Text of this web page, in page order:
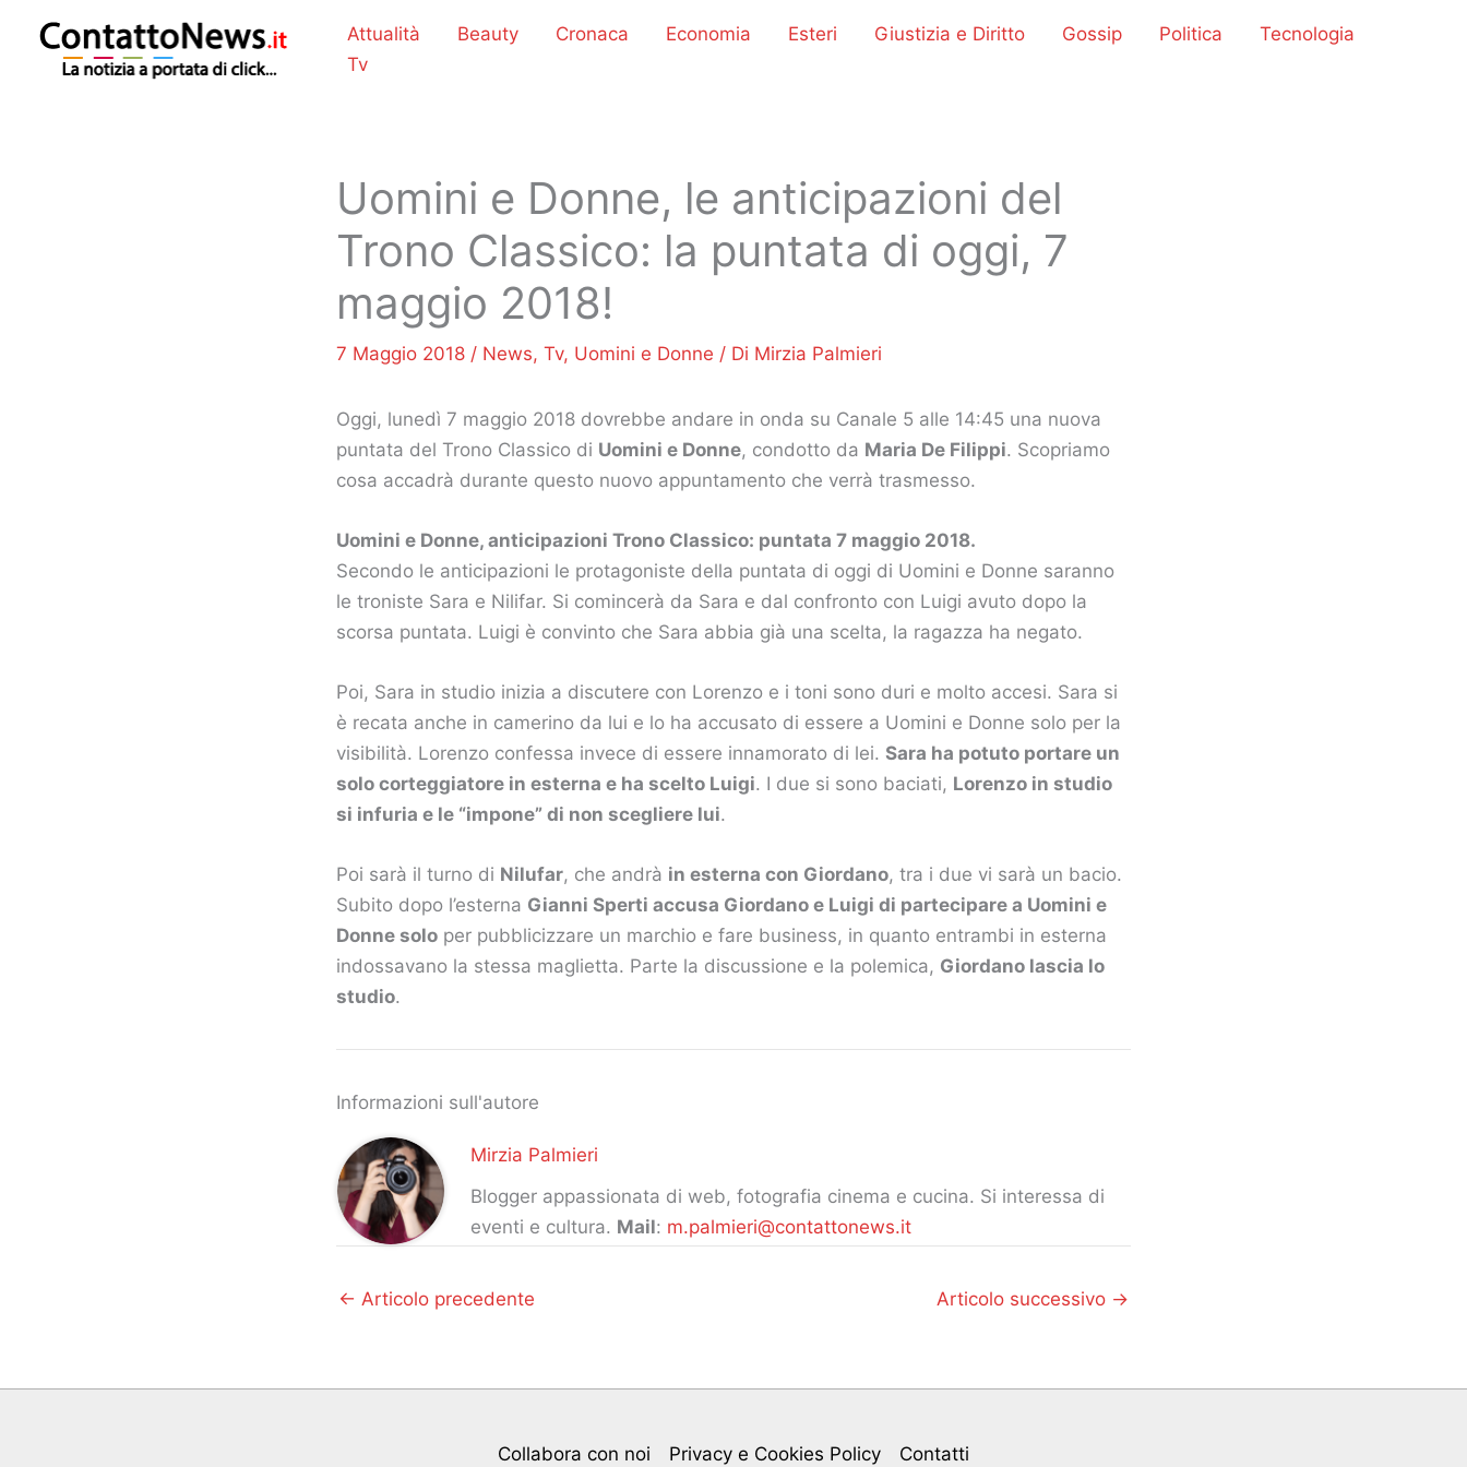
contenuto
Attualità Beauty Cronaca Economia Esteri Giustizia e Diritto Gossip Politica
Tecnologia
Tv
Uomini e Donne, le anticipazioni del
Trono Classico: la puntata di oggi, 7
maggio 2018!
7 Maggio 2018 / News, Tv, Uomini e Donne / Di Mirzia Palmieri
Oggi, lunedì 7 maggio 2018 dovrebbe andare in onda su Canale 5 alle 14:45 una nuova
puntata del Trono Classico di Uomini e Donne, condotto da Maria De Filippi. Scopriamo
cosa accadrà durante questo nuovo appuntamento che verrà trasmesso.
Uomini e Donne, anticipazioni Trono Classico: puntata 7 maggio 2018.
Secondo le anticipazioni le protagoniste della puntata di oggi di Uomini e Donne saranno
le troniste Sara e Nilifar. Si comincerà da Sara e dal confronto con Luigi avuto dopo la
scorsa puntata. Luigi è convinto che Sara abbia già una scelta, la ragazza ha negato.
Poi, Sara in studio inizia a discutere con Lorenzo e i toni sono duri e molto accesi. Sara si
è recata anche in camerino da lui e lo ha accusato di essere a Uomini e Donne solo per la
visibilità. Lorenzo confessa invece di essere innamorato di lei. Sara ha potuto portare un
solo corteggiatore in esterna e ha scelto Luigi. I due si sono baciati, Lorenzo in studio
si infuria e le “impone” di non scegliere lui.
Poi sarà il turno di Nilufar, che andrà in esterna con Giordano, tra i due vi sarà un bacio.
Subito dopo l’esterna Gianni Sperti accusa Giordano e Luigi di partecipare a Uomini e
Donne solo per pubblicizzare un marchio e fare business, in quanto entrambi in esterna
indossavano la stessa maglietta. Parte la discussione e la polemica, Giordano lascia lo
studio.
Informazioni sull'autore
Mirzia Palmieri
Blogger appassionata di web, fotografia cinema e cucina. Si interessa di
eventi e cultura. Mail: m.palmieri@contattonews.it
← Articolo precedente Articolo successivo →
Collabora con noi Privacy e Cookies Policy Contatti